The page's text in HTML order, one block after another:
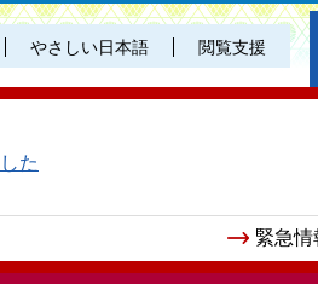
やさしい日本語 閲覧支援
た
緊急情